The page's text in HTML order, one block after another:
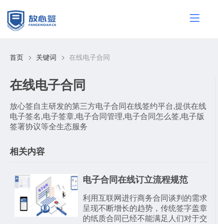
首页 关键词 在线电子合同
在线电子合同
放心签自主研发的第三方电子合同在线签约平台,提供在线
电子签名,电子签章,电子合同管理,电子合同怎么签,电子版
签署协议等全生态服务
相关内容
电子合同在线订立流程规范
利用互联网进行商务合同谈判的需求
呈现不断增长的趋势，传统签字盖章
的纸质合同已经不能满足人们对于交